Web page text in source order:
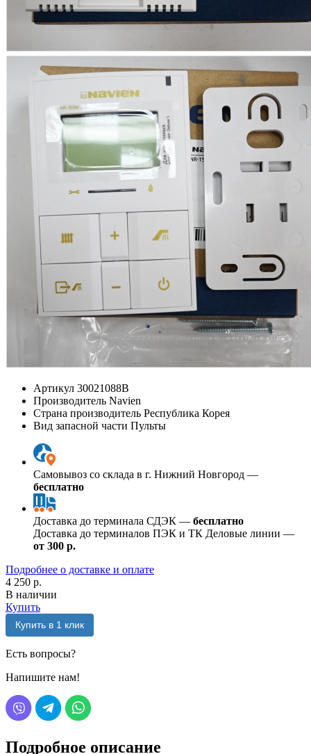
Артикул 30021088В
Производитель Navien
Страна производитель Республика Корея
Вид запасной части Пульты
Самовывоз со склада в г. Нижний Новгород —
бесплатно
Доставка до терминала СДЭК — бесплатно
Доставка до терминалов ПЭК и ТК Деловые линии —
от 300 р.
Подробнее о доставке и оплате
4 250 р.
В наличии
Купить
Купить в 1 клик
Есть вопросы?
Напишите нам!
Подробное описание